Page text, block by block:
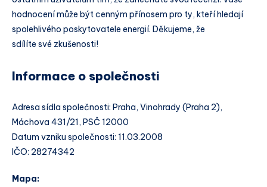
hodnocení může být cenným přínosem pro ty, kteří hledají
spolehlivého poskytovatele energií. Děkujeme, že
sdílíte své zkušenosti!
Informace o společnosti
Adresa sídla společnosti: Praha, Vinohrady (Praha 2),
Máchova 431/21, PSČ 12000
Datum vzniku společnosti: 11.03.2008
IČO: 28274342
Mapa: